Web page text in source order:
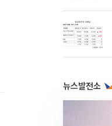
뉴스발전소